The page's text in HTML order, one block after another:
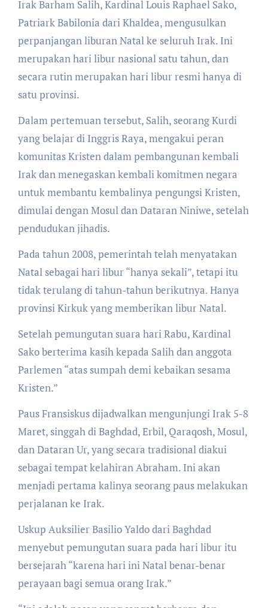
Irak Barham Salih, Kardinal Louis Raphael Sako,
Patriark Babilonia dari Khaldea, mengusulkan
perpanjangan liburan Natal ke seluruh Irak. Ini
merupakan hari libur nasional satu tahun, dan
secara rutin merupakan hari libur resmi hanya di
satu provinsi.
Dalam pertemuan tersebut, Salih, seorang Kurdi
yang belajar di Inggris Raya, mengakui peran
komunitas Kristen dalam pembangunan kembali
Irak dan menegaskan kembali komitmen negara
untuk membantu kembalinya pengungsi Kristen,
dimulai dengan Mosul dan Dataran Niniwe, setelah
pendudukan jihadis.
Pada tahun 2008, pemerintah telah menyatakan
Natal sebagai hari libur “hanya sekali”, tetapi itu
tidak terulang di tahun-tahun berikutnya. Hanya
provinsi Kirkuk yang memberikan libur Natal.
Setelah pemungutan suara hari Rabu, Kardinal
Sako berterima kasih kepada Salih dan anggota
Parlemen “atas sumpah demi kebaikan sesama
Kristen.”
Paus Fransiskus dijadwalkan mengunjungi Irak 5-8
Maret, singgah di Baghdad, Erbil, Qaraqosh, Mosul,
dan Dataran Ur, yang secara tradisional diakui
sebagai tempat kelahiran Abraham. Ini akan
menjadi pertama kalinya seorang paus melakukan
perjalanan ke Irak.
Uskup Auksilier Basilio Yaldo dari Baghdad
menyebut pemungutan suara pada hari libur itu
bersejarah “karena hari ini Natal benar-benar
perayaan bagi semua orang Irak.”